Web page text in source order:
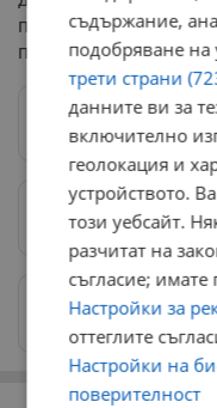
предходната година,
продажба на добита
Следвай ни в
Изпращайте
съдържание,
подобряване на
трети страни
данните ви за
включително
геолокация и
устройството.
този уебсайт.
разчитат на
съгласие; имате
Настройки за
оттеглите
Настройки на
поверителност